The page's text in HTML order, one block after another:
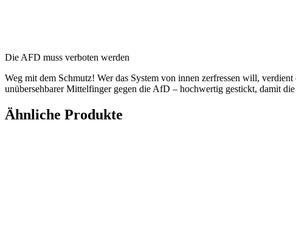
Die AFD muss verboten werden
Weg mit dem Schmutz! Wer das System von innen zerfressen will,
unübersehbarer Mittelfinger gegen die AfD – hochwertig gestickt, damit
Ähnliche Produkte